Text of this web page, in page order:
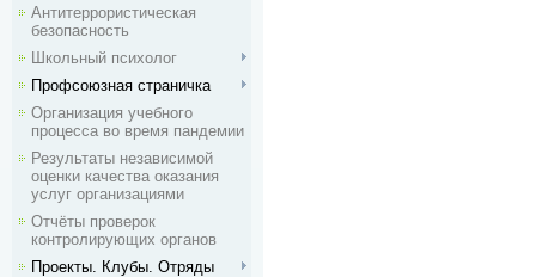
Антитеррористическая
безопасность
Школьный психолог
Профсоюзная страничка
Организация учебного
процесса во время пандемии
Результаты независимой
оценки качества оказания
услуг организациями
Отчёты проверок
контролирующих органов
Проекты. Клубы. Отряды